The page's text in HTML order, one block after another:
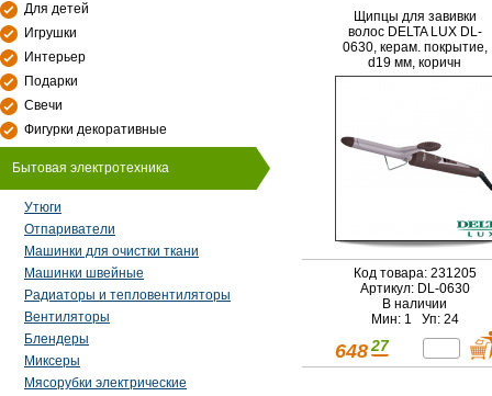
Для детей
Игрушки
Интерьер
Подарки
Свечи
Фигурки декоративные
Бытовая электротехника
Утюги
Отпариватели
Машинки для очистки ткани
Машинки швейные
Радиаторы и тепловентиляторы
Вентиляторы
Блендеры
Миксеры
Мясорубки электрические
Щипцы для завивки
волос DELTA LUX DL-
0630, керам. покрытие,
d19 мм, коричн
Код товара: 231205
Артикул: DL-0630
В наличии
Мин: 1 Уп: 24
648 27